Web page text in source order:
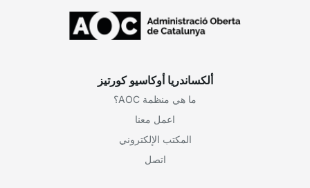
ألكساندريا أوكاسيو كورتيز
ما هي منظمة AOC؟
اعمل معنا
المكتب الإلكتروني
اتصل